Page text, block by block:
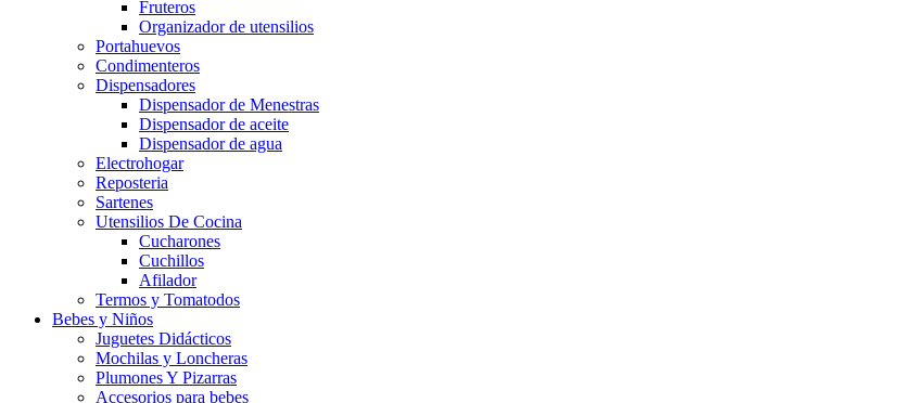
Fruteros
Organizador de utensilios
Portahuevos
Condimenteros
Dispensadores
Dispensador de Menestras
Dispensador de aceite
Dispensador de agua
Electrohogar
Reposteria
Sartenes
Utensilios De Cocina
Cucharones
Cuchillos
Afilador
Termos y Tomatodos
Bebes y Niños
Juguetes Didácticos
Mochilas y Loncheras
Plumones Y Pizarras
Accesorios para bebes